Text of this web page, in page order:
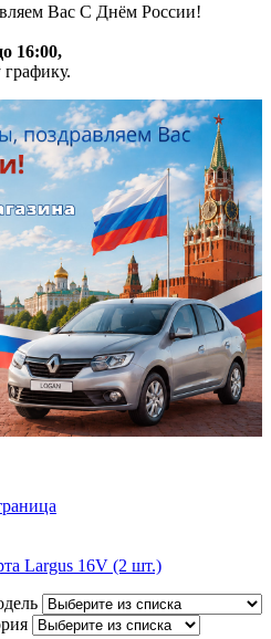
Вас С Днём России!
16:00,
Largus 16V (2 шт.)